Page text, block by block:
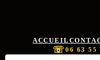
ACCUEIL
☏06 63 55